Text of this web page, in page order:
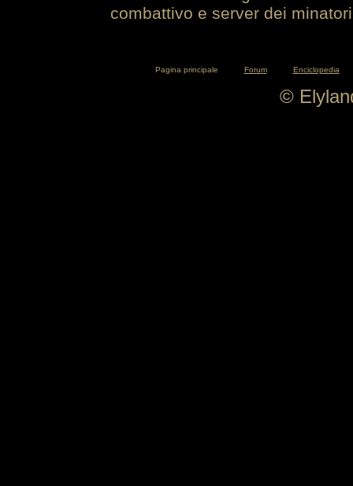
combattivo e server dei
Pagina principale Forum Enciclopedia
©